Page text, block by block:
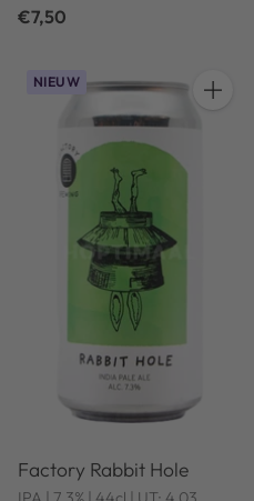
€7,50
NIEUW
Factory Rabbit Hole